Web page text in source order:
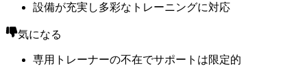
設備が充実し多彩なトレーニングに対応
気になる
専用トレーナーの不在でサポートは限定的